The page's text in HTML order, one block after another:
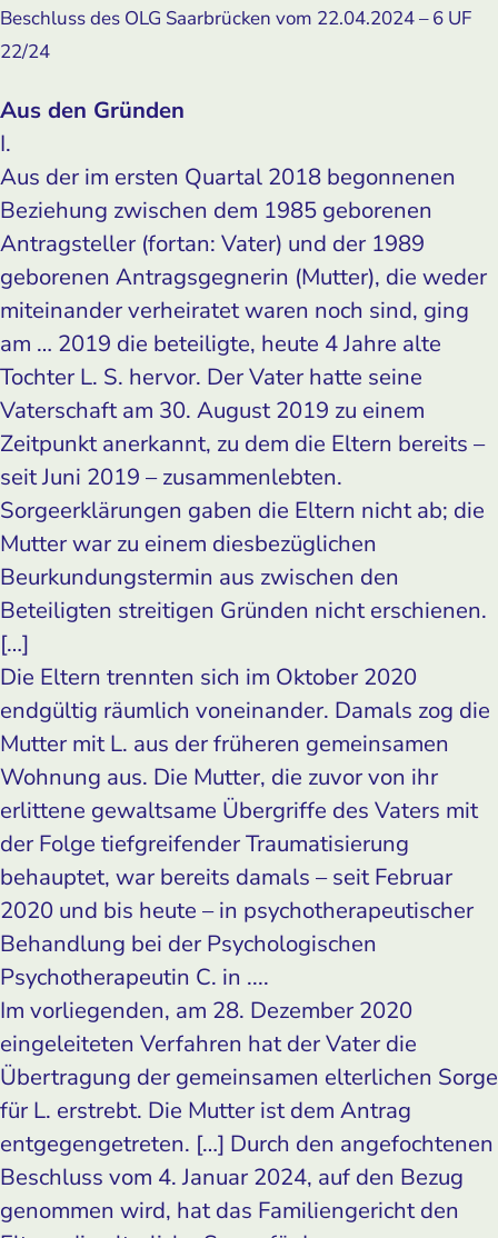
Beschluss des OLG Saarbrücken vom 22.04.2024 – 6 UF
22/24
Aus den Gründen
I.
Aus der im ersten Quartal 2018 begonnenen
Beziehung zwischen dem 1985 geborenen
Antragsteller (fortan: Vater) und der 1989
geborenen Antragsgegnerin (Mutter), die weder
miteinander verheiratet waren noch sind, ging
am … 2019 die beteiligte, heute 4 Jahre alte
Tochter L. S. hervor. Der Vater hatte seine
Vaterschaft am 30. August 2019 zu einem
Zeitpunkt anerkannt, zu dem die Eltern bereits –
seit Juni 2019 – zusammenlebten.
Sorgeerklärungen gaben die Eltern nicht ab; die
Mutter war zu einem diesbezüglichen
Beurkundungstermin aus zwischen den
Beteiligten streitigen Gründen nicht erschienen.
[…]
Die Eltern trennten sich im Oktober 2020
endgültig räumlich voneinander. Damals zog die
Mutter mit L. aus der früheren gemeinsamen
Wohnung aus. Die Mutter, die zuvor von ihr
erlittene gewaltsame Übergriffe des Vaters mit
der Folge tiefgreifender Traumatisierung
behauptet, war bereits damals – seit Februar
2020 und bis heute – in psychotherapeutischer
Behandlung bei der Psychologischen
Psychotherapeutin C. in ....
Im vorliegenden, am 28. Dezember 2020
eingeleiteten Verfahren hat der Vater die
Übertragung der gemeinsamen elterlichen Sorge
für L. erstrebt. Die Mutter ist dem Antrag
entgegengetreten. […] Durch den angefochtenen
Beschluss vom 4. Januar 2024, auf den Bezug
genommen wird, hat das Familiengericht den